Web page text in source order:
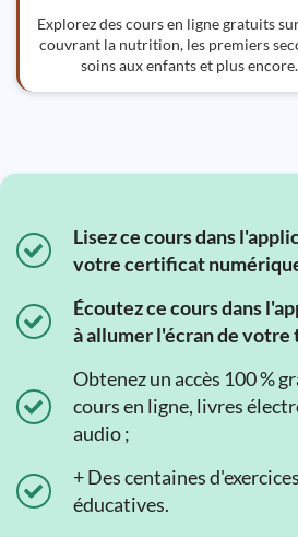
Explorez des cours en ligne gratuits
couvrant la nutrition, les premiers
soins aux enfants et plus
Lisez ce cours dans
votre certificat
Écoutez ce cours dans
à allumer l'écran de
Obtenez un accès 100 %
cours en ligne, livres
audio ;
+ Des centaines
éducatives.